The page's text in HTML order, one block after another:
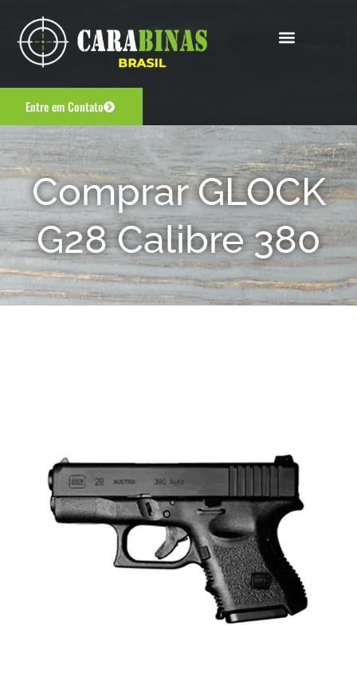
Entre em Contato
Comprar GLOCK
G28 Calibre 380